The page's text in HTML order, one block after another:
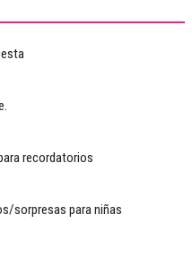
recordatorios
sorpresas para niñas